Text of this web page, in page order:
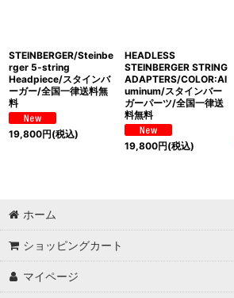
STEINBERGER/Steinbe
rger 5-string
Headpiece/スタインバ
ーガー/全国一律送料無
料
19,800円(税込)
HEADLESS
STEINBERGER STRING
ADAPTERS/COLOR:Al
uminum/スタインバー
ガーパーツ/全国一律送
料無料
19,800円(税込)
ホーム
ショッピングカート
マイページ